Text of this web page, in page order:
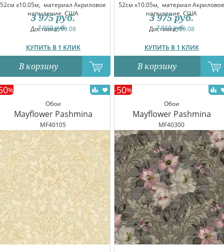
52см x10.05м, материал Акриловое
напыление, США
Доставка:09.08
КУПИТЬ В 1 КЛИК
7 950руб.
3 975 руб.
В корзину
52см x10.05м, материал Акриловое
напыление, США
Доставка:09.08
КУПИТЬ В 1 КЛИК
7 950руб.
3 975 руб.
В корзину
Обои
Mayflower Pashmina
MF40105
%
Обои
Mayflower Pashmina
MF40300
-50%